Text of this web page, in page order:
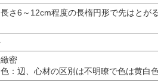
さ6～12cm程度の長楕円形で先はとが
密
：辺、心材の区別は不明瞭で色は黄白色